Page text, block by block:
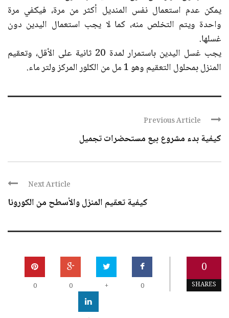
يمكن عدم استعمال نفس المنديل أكثر من مرة، فيكفي مرة
واحدة ويتم التخلص منه، كما لا يجب استعمال اليدين دون
غسلها.
يجب غسل اليدين باستمرار لمدة 20 ثانية على الأقل، وتعقيم
المنزل بمحلول التعقيم وهو 1 مل من الكلور المركز ولتر ماء.
Previous Article
كيفية بدء مشروع بيع مستحضرات تجميل
Next Article
كيفية تعقيم المنزل والأسطح من الكورونا
0
SHARES
0
+
0
0